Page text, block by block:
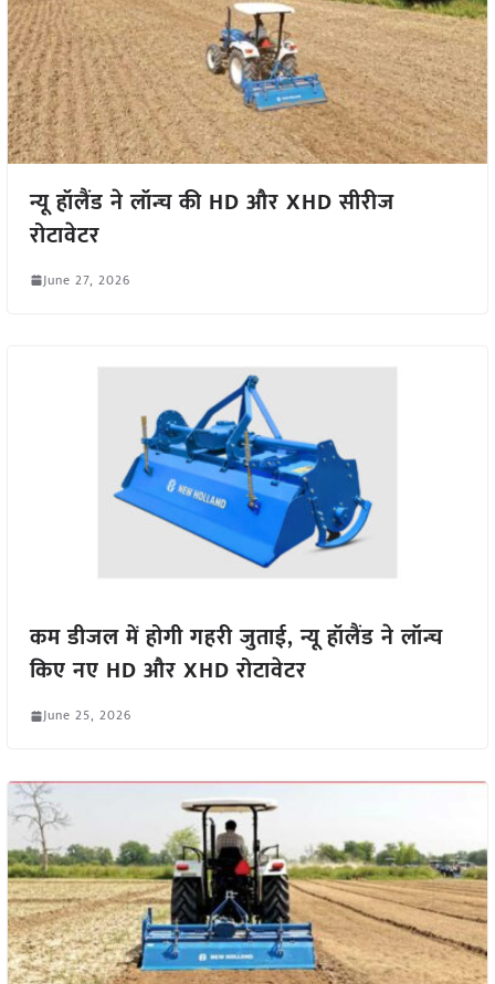
न्यू हॉलैंड ने लॉन्च की HD और XHD सीरीज
रोटावेटर
June 27, 2026
कम डीजल में होगी गहरी जुताई, न्यू हॉलैंड ने लॉन्च
किए नए HD और XHD रोटावेटर
June 25, 2026